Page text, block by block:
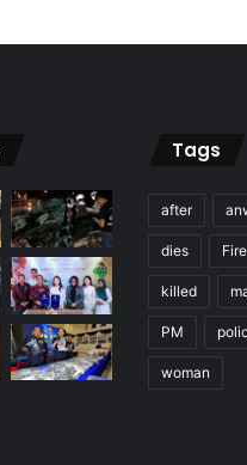
Tags
after
dies Fire
killed
PM
woman